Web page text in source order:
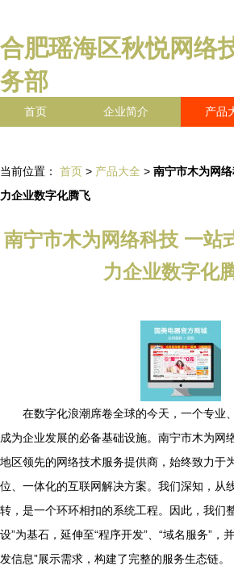
合肥瑶海区秋悦网络
务部
首页 企业简介 产品
当前位置： 首页 > 产品大全 > 南宁市木为网
力企业数字化腾飞
南宁市木为网络科技 一站
力企业数字化
在数字化浪潮席卷全球的今天，一个专业
成为企业发展的必备基础设施。南宁市木为网
地区领先的网络技术服务提供商，始终致力于
位、一体化的互联网解决方案。我们深知，从
转，是一个环环相扣的系统工程。因此，我们
设”为基石，延伸至“程序开发”、“域名服务”，
发信息”展示需求，构建了完整的服务生态链。